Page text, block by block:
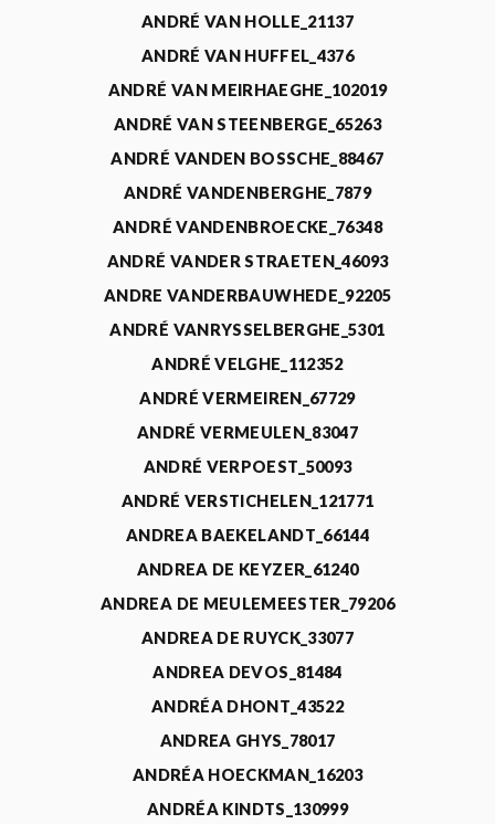
ANDRÉ VAN HOLLE_21137
ANDRÉ VAN HUFFEL_4376
ANDRÉ VAN MEIRHAEGHE_102019
ANDRÉ VAN STEENBERGE_65263
ANDRÉ VANDEN BOSSCHE_88467
ANDRÉ VANDENBERGHE_7879
ANDRÉ VANDENBROECKE_76348
ANDRÉ VANDER STRAETEN_46093
ANDRE VANDERBAUWHEDE_92205
ANDRÉ VANRYSSELBERGHE_5301
ANDRÉ VELGHE_112352
ANDRÉ VERMEIREN_67729
ANDRÉ VERMEULEN_83047
ANDRÉ VERPOEST_50093
ANDRÉ VERSTICHELEN_121771
ANDREA BAEKELANDT_66144
ANDREA DE KEYZER_61240
ANDREA DE MEULEMEESTER_79206
ANDREA DE RUYCK_33077
ANDREA DEVOS_81484
ANDRÉA DHONT_43522
ANDREA GHYS_78017
ANDRÉA HOECKMAN_16203
ANDRÉA KINDTS_130999